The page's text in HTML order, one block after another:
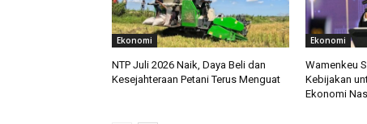
Ekonomi
NTP Juli 2026 Naik, Daya Beli dan
Kesejahteraan Petani Terus Menguat
Ekonomi
Wamenkeu
Kebijakan
Ekonomi